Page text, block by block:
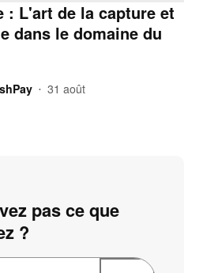
: L'art de la capture et
dans le domaine du
• 31 août
pas ce que
?